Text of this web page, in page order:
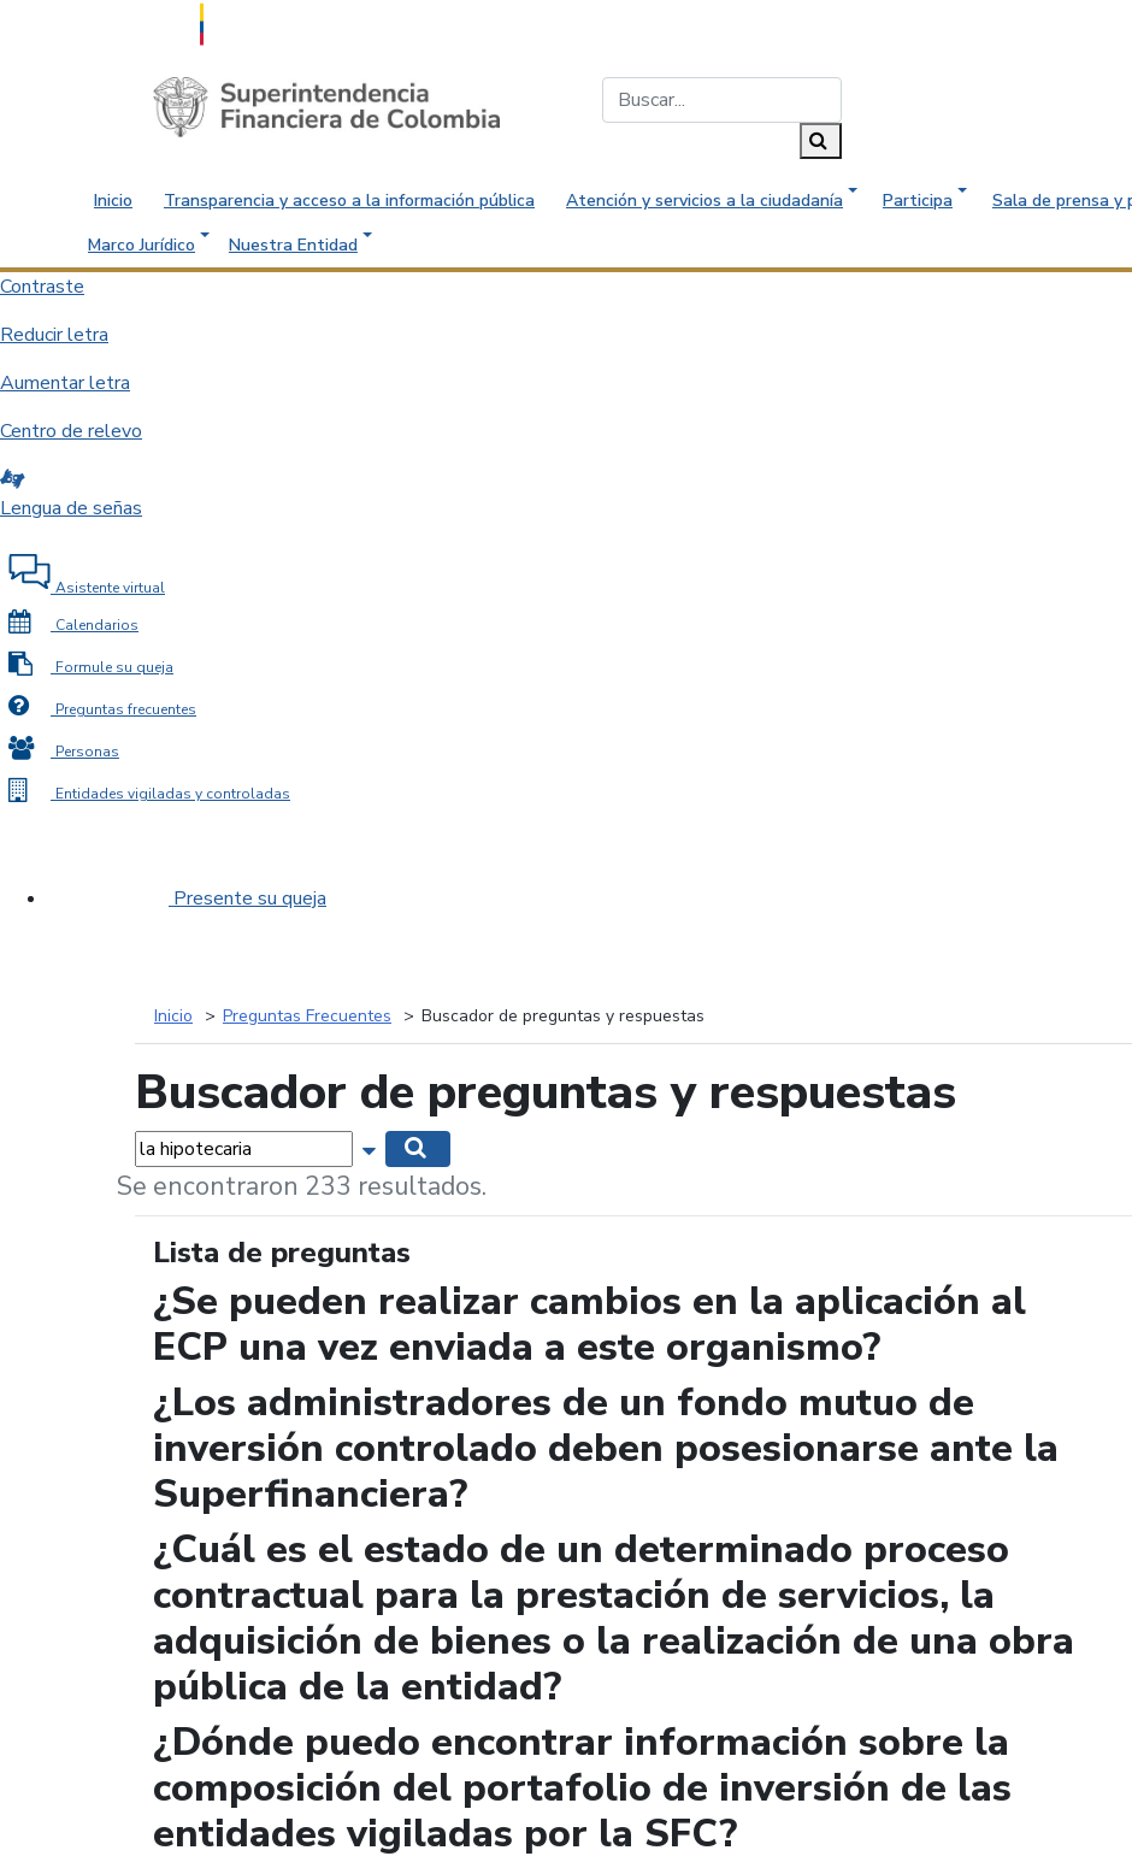
Saltar al contenido principal
Inicio Transparencia y acceso a la información pública Atención y servicios a la ciudadanía Participa Sala de prensa y
Marco Jurídico
Nuestra Entidad
Contraste
Reducir letra
Aumentar letra
Centro de relevo
Lengua de señas
Asistente virtual
Calendarios
Formule su queja
Preguntas frecuentes
Personas
Entidades vigiladas y controladas
Presente su queja
Inicio Preguntas Frecuentes Buscador de preguntas y respuestas
Buscador de preguntas y respuestas
Palabras... Mostrar opciones de búsqueda
Se encontraron 233 resultados.
Lista de preguntas
¿Se pueden realizar cambios en la aplicación al
ECP una vez enviada a este organismo?
¿Los administradores de un fondo mutuo de
inversión controlado deben posesionarse ante la
Superfinanciera?
¿Cuál es el estado de un determinado proceso
contractual para la prestación de servicios, la
adquisición de bienes o la realización de una obra
pública de la entidad?
¿Dónde puedo encontrar información sobre la
composición del portafolio de inversión de las
entidades vigiladas por la SFC?